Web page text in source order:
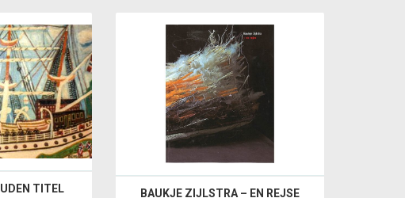
TITEL BAUKJE ZIJLSTRA – EN REJSE